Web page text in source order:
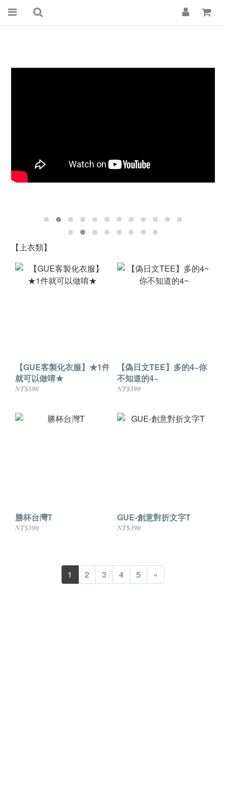
【上衣類】
【GUE客製化衣服】★1件
就可以做唷★
NT$590
【偽日文TEE】多的4~你
不知道的4~
NT$390
勝杯台灣T
NT$390
GUE-創意對折文字T
NT$390
1 2 3 4 5 »